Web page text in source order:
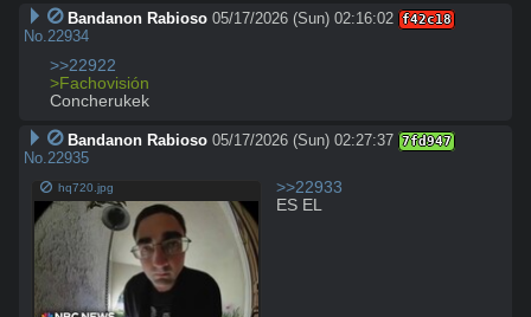
Bandanon Rabioso 05/17/2026 (Sun) 02:16:02 f42c18
No. 22934
>>22922
>Fachovisión
Concherukek
Bandanon Rabioso 05/17/2026 (Sun) 02:27:37 7fd947
No. 22935
hq720.jpg
>>22933
ES EL